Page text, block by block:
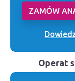
ZAMÓW
Operat